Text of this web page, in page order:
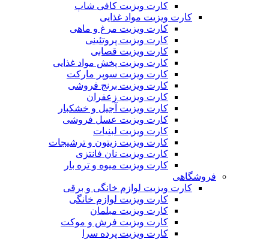
کارت ویزیت کافی شاپ
کارت ویزیت مواد غذایی
کارت ویزیت مرغ و ماهی
کارت ویزیت پروتئینی
کارت ویزیت قصابی
کارت ویزیت پخش مواد غذایی
کارت ویزیت سوپر مارکت
کارت ویزیت برنج فروشی
کارت ویزیت زعفران
کارت ویزیت آجیل و خشکبار
کارت ویزیت عسل فروشی
کارت ویزیت لبنیات
کارت ویزیت زیتون و ترشیجات
کارت ویزیت نان فانتزی
کارت ویزیت میوه و تره بار
فروشگاهی
کارت ویزیت لوازم خانگی و برقی
کارت ویزیت لوازم خانگی
کارت ویزیت مبلمان
کارت ویزیت فرش و موکت
کارت ویزیت پرده سرا